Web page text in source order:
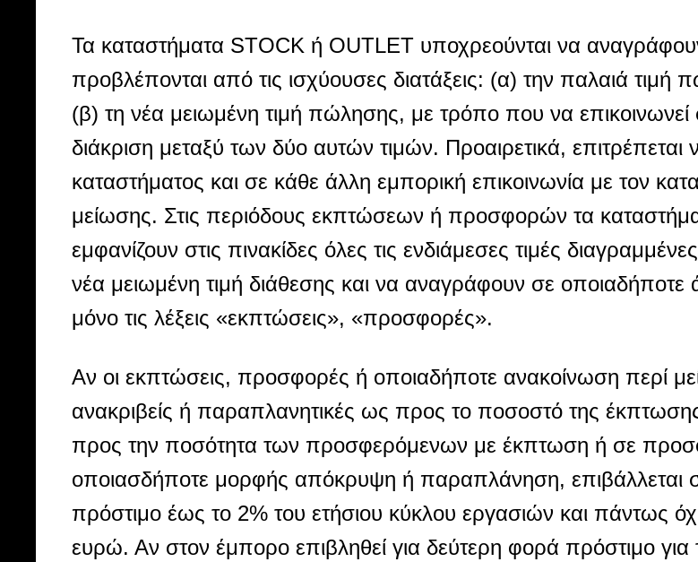
Τα καταστήματα STOCK ή OUTLET υποχρεούνται να
προβλέπονται από τις ισχύουσες διατάξεις: (α) την παλαιά τιμή
(β) τη νέα μειωμένη τιμή πώλησης, με τρόπο που να
διάκριση μεταξύ των δύο αυτών τιμών. Προαιρετικά, επιτρέπεται
καταστήματος και σε κάθε άλλη εμπορική επικοινωνία με τον
μείωσης. Στις περιόδους εκπτώσεων ή προσφορών τα
εμφανίζουν στις πινακίδες όλες τις ενδιάμεσες τιμές
νέα μειωμένη τιμή διάθεσης και να αναγράφουν σε οποιαδήποτε
μόνο τις λέξεις «εκπτώσεις», «προσφορές».
Αν οι εκπτώσεις, προσφορές ή οποιαδήποτε ανακοίνωση περί
ανακριβείς ή παραπλανητικές ως προς το ποσοστό της
προς την ποσότητα των προσφερόμενων με έκπτωση ή σε
οποιασδήποτε μορφής απόκρυψη ή παραπλάνηση, επιβάλλεται
πρόστιμο έως το 2% του ετήσιου κύκλου εργασιών και πάντως
ευρώ. Αν στον έμπορο επιβληθεί για δεύτερη φορά πρόστιμο